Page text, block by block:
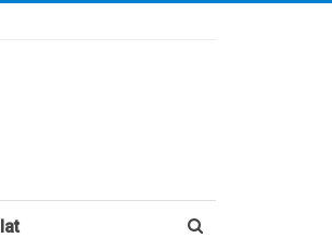
lat